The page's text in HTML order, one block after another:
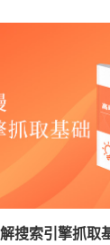
搜索引擎抓取